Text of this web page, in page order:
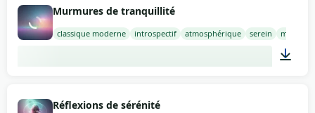
Murmures de tranquillité
classique moderne introspectif atmosphérique serein
Réflexions de sérénité